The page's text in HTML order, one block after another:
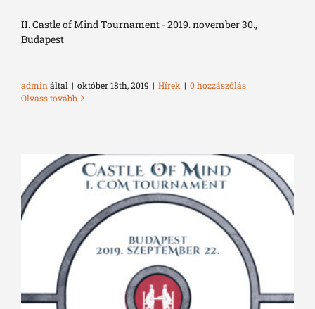
II. Castle of Mind Tournament - 2019. november 30.,
Budapest
admin által | október 18th, 2019 | Hírek | 0 hozzászólás
Olvass tovább